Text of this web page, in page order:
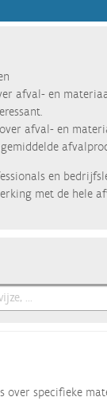
afval- en
afval- en
en
met de hele
over specifieke